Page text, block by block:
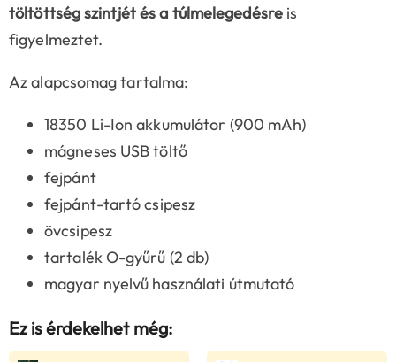
töltöttség szintjét és a túlmelegedésreis
figyelmeztet.
Az alapcsomag tartalma:
18350 Li-Ion akkumulátor (900 mAh)
mágneses USB töltő
fejpánt
fejpánt-tartó csipesz
övcsipesz
tartalék O-gyűrű (2 db)
magyar nyelvű használati útmutató
Ez is érdekelhet még: